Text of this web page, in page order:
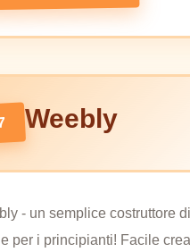
Weebly
- un semplice costruttore
per i principianti! Facile